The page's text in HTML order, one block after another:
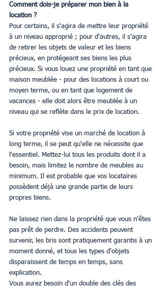
Comment dois-je préparer mon bien à la
location ?
Pour certains, il s'agira de mettre leur propriété
à un niveau approprié ; pour d'autres, il s'agira
de retirer les objets de valeur et les biens
précieux, en protégeant ses biens les plus
précieux. Si vous louez une propriété en tant que
maison meublée - pour des locations à court ou
moyen terme, ou en tant que logement de
vacances - elle doit alors être meublée à un
niveau qui se reflète dans le prix de location.
Si votre propriété vise un marché de location à
long terme, il se peut qu'elle ne nécessite que
l'essentiel. Mettez-lui tous les produits dont il a
besoin, mais limitez le nombre de meubles au
minimum. Il est probable que vos locataires
possèdent déjà une grande partie de leurs
propres biens.
Ne laissez rien dans la propriété que vous n'êtes
pas prêt de perdre. Des accidents peuvent
survenir, les bris sont pratiquement garantis à un
moment donné, et tous les types d'objets
disparaissent de temps en temps, sans
explication.
Vous aurez besoin d'un double des clés des